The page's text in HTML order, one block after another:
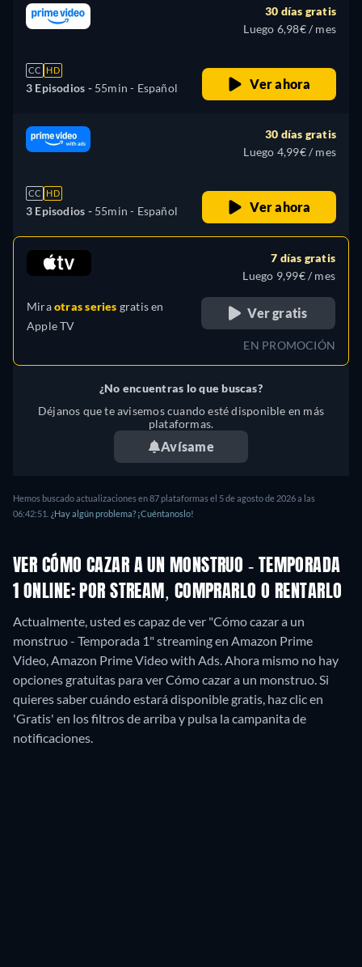
CC HD
3 Episodios - 55min - Español
30 días gratis
Luego 6,98€ / mes
Ver ahora
CC HD
3 Episodios - 55min - Español
30 días gratis
Luego 4,99€ / mes
Ver ahora
Miraotras series gratis en
Apple TV
7 días gratis
Luego 9,99€ / mes
Ver gratis
EN PROMOCIÓN
¿No encuentras lo que buscas?
Déjanos que te avisemos cuando esté disponible en más
plataformas.
Avísame
Hemos buscado actualizaciones en87plataformas el 5 de agosto de 2026a las
06:42:51 ¿Hay algún problema? ¡Cuéntanoslo!
VER CÓMO CAZAR A UN MONSTRUO - TEMPORADA
1 ONLINE: POR STREAM, COMPRARLO O RENTARLO
Actualmente, usted es capaz de ver "Cómo cazar a un
monstruo - Temporada 1" streaming en Amazon Prime
Video, Amazon Prime Video with Ads.Ahora mismo no hay
opciones gratuitas para ver Cómo cazar a un monstruo. Si
quieres saber cuándo estará disponible gratis, haz clic en
'Gratis' en los filtros de arriba y pulsa la campanita de
notificaciones.